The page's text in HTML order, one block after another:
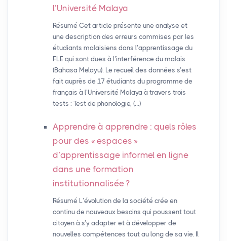
l’Université Malaya
Résumé Cet article présente une analyse et
une description des erreurs commises par les
étudiants malaisiens dans l’apprentissage du
FLE qui sont dues à l’interférence du malais
(Bahasa Melayu). Le recueil des données s’est
fait auprès de 17 étudiants du programme de
français à l’Université Malaya à travers trois
tests : Test de phonologie, (…)
Apprendre à apprendre : quels rôles
pour des « espaces »
d’apprentissage informel en ligne
dans une formation
institutionnalisée?
Résumé L’évolution de la société crée en
continu de nouveaux besoins qui poussent tout
citoyen à s’y adapter et à développer de
nouvelles compétences tout au long de sa vie. Il